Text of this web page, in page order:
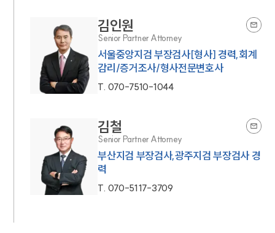
김인원
Senior Partner Attorney
서울중앙지검 부장검사[형사] 경력,회계
감리/증거조사/형사전문변호사
T. 070-7510-1044
김철
Senior Partner Attorney
부산지검 부장검사,광주지검 부장검사 경
력
T. 070-5117-3709